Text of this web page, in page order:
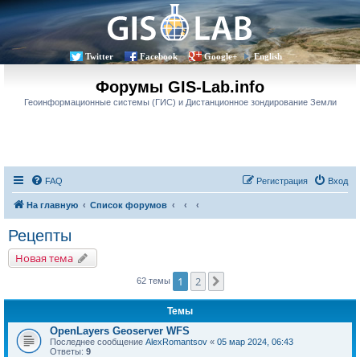
Twitter Facebook Google+ English
Форумы GIS-Lab.info
Геоинформационные системы (ГИС) и Дистанционное зондирование Земли
FAQ Вход
Регистрация
На главную Список форумов
Рецепты
Новая тема
62 темы 1 2
Темы
OpenLayers Geoserver WFS
Последнее сообщение AlexRomantsov « 05 мар 2024, 06:43
Ответы: 9